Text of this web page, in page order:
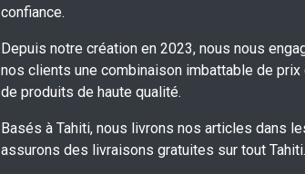
confiance.
Depuis notre création en 2023, nous nous
nos clients une combinaison imbattable de
de produits de haute qualité.
Basés à Tahiti, nous livrons nos articles dans
assurons des livraisons gratuites sur tout Tahiti.